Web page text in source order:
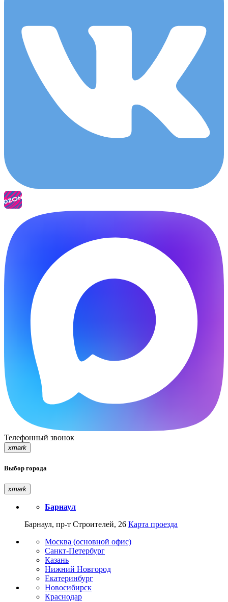
Телефонный звонок
xmark
Выбор города
xmark
Барнаул
Барнаул, пр-т Строителей, 26 Карта проезда
Москва (основной офис)
Санкт-Петербург
Казань
Нижний Новгород
Екатеринбург
Новосибирск
Краснодар